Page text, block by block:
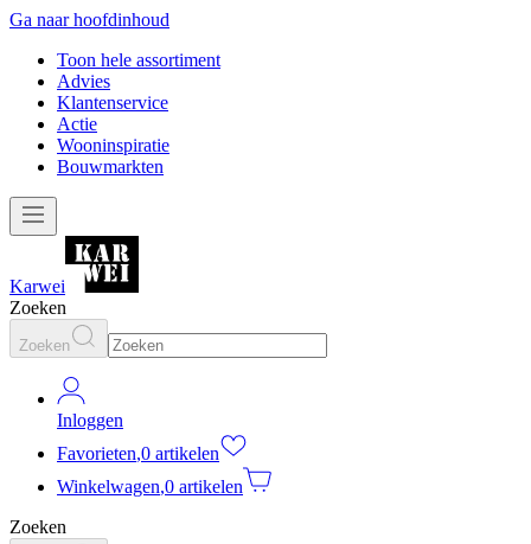
Ga naar hoofdinhoud
Toon hele assortiment
Advies
Klantenservice
Actie
Wooninspiratie
Bouwmarkten
Karwei
Zoeken
Zoeken
Inloggen
Favorieten,0 artikelen
Winkelwagen,0 artikelen
Zoeken